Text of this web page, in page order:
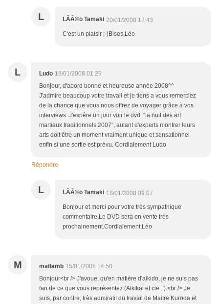
L LÃÂ©o Tamaki 20/01/2008 17:43
C'est un plaisir ;-)Bises,Léo
L Ludo 18/01/2008 01:29
Bonjour, d'abord bonne et heureuse année 2008^^
J'admire beaucoup votre travail et je tiens a vous remerciez
de la chance que vous nous offrez de voyager grâce à vos
interviews. J'espère un jour voir le dvd "la nuit des art
martiaux traditionnels 2007", autant d'experts montrer leurs
arts doit être un moment vraiment unique et sensationnel
enfin si une sortie est prévu. Cordialement Ludo
Répondre
L LÃÂ©o Tamaki 18/01/2008 09:07
Bonjour et merci pour votre très sympathique
commentaire.Le DVD sera en vente très
prochainement.Cordialement,Léo
M matlamb 15/01/2008 14:50
Bonjour<br /> J'avoue, qu'en matière d'aikido, je ne suis pas
fan de ce que vous représentez (Aikikai et cie...).<br /> Je
suis, par contre, très admiratif du travail de Maitre Kuroda et